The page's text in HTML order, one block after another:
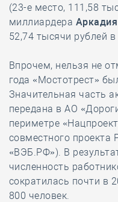
(23-е место, 111,58
миллиардера
52,74 тысячи рублей
Впрочем, нельзя не
года «Мостотрест»
Значительная часть
передана в АО
периметре
совместного проекта
«ВЭБ.РФ»). В
численность
сократилась почти в
800 человек.